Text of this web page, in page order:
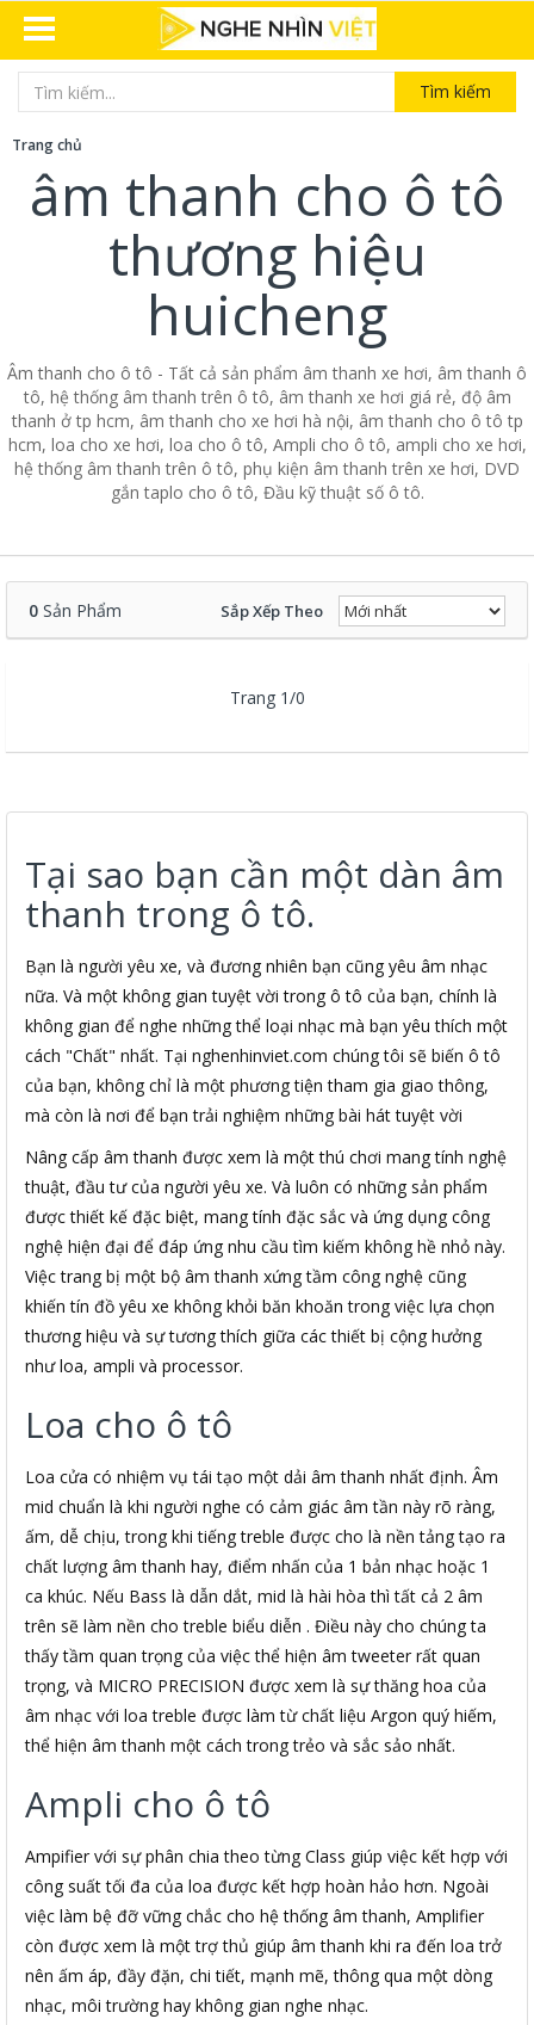
Tìm kiếm
Trang chủ
âm thanh cho ô tô
thương hiệu
huicheng
Âm thanh cho ô tô - Tất cả sản phẩm âm thanh xe hơi, âm thanh ô
tô, hệ thống âm thanh trên ô tô, âm thanh xe hơi giá rẻ, độ âm
thanh ở tp hcm, âm thanh cho xe hơi hà nội, âm thanh cho ô tô tp
hcm, loa cho xe hơi, loa cho ô tô, Ampli cho ô tô, ampli cho xe hơi,
hệ thống âm thanh trên ô tô, phụ kiện âm thanh trên xe hơi, DVD
gắn taplo cho ô tô, Đầu kỹ thuật số ô tô.
0 Sản Phẩm Sắp Xếp Theo
Trang 1/0
Tại sao bạn cần một dàn âm
thanh trong ô tô.
Bạn là người yêu xe, và đương nhiên bạn cũng yêu âm nhạc
nữa. Và một không gian tuyệt vời trong ô tô của bạn, chính là
không gian để nghe những thể loại nhạc mà bạn yêu thích một
cách "Chất" nhất. Tại nghenhinviet.com chúng tôi sẽ biến ô tô
của bạn, không chỉ là một phương tiện tham gia giao thông,
mà còn là nơi để bạn trải nghiệm những bài hát tuyệt vời
Nâng cấp âm thanh được xem là một thú chơi mang tính nghệ
thuật, đầu tư của người yêu xe. Và luôn có những sản phẩm
được thiết kế đặc biệt, mang tính đặc sắc và ứng dụng công
nghệ hiện đại để đáp ứng nhu cầu tìm kiếm không hề nhỏ này.
Việc trang bị một bộ âm thanh xứng tầm công nghệ cũng
khiến tín đồ yêu xe không khỏi băn khoăn trong việc lựa chọn
thương hiệu và sự tương thích giữa các thiết bị cộng hưởng
như loa, ampli và processor.
Loa cho ô tô
Loa cửa có nhiệm vụ tái tạo một dải âm thanh nhất định. Âm
mid chuẩn là khi người nghe có cảm giác âm tần này rõ ràng,
ấm, dễ chịu, trong khi tiếng treble được cho là nền tảng tạo ra
chất lượng âm thanh hay, điểm nhấn của 1 bản nhạc hoặc 1
ca khúc. Nếu Bass là dẫn dắt, mid là hài hòa thì tất cả 2 âm
trên sẽ làm nền cho treble biểu diễn . Điều này cho chúng ta
thấy tầm quan trọng của việc thể hiện âm tweeter rất quan
trọng, và MICRO PRECISION được xem là sự thăng hoa của
âm nhạc với loa treble được làm từ chất liệu Argon quý hiếm,
thể hiện âm thanh một cách trong trẻo và sắc sảo nhất.
Ampli cho ô tô
Ampifier với sự phân chia theo từng Class giúp việc kết hợp với
công suất tối đa của loa được kết hợp hoàn hảo hơn. Ngoài
việc làm bệ đỡ vững chắc cho hệ thống âm thanh, Amplifier
còn được xem là một trợ thủ giúp âm thanh khi ra đến loa trở
nên ấm áp, đầy đặn, chi tiết, mạnh mẽ, thông qua một dòng
nhạc, môi trường hay không gian nghe nhạc.